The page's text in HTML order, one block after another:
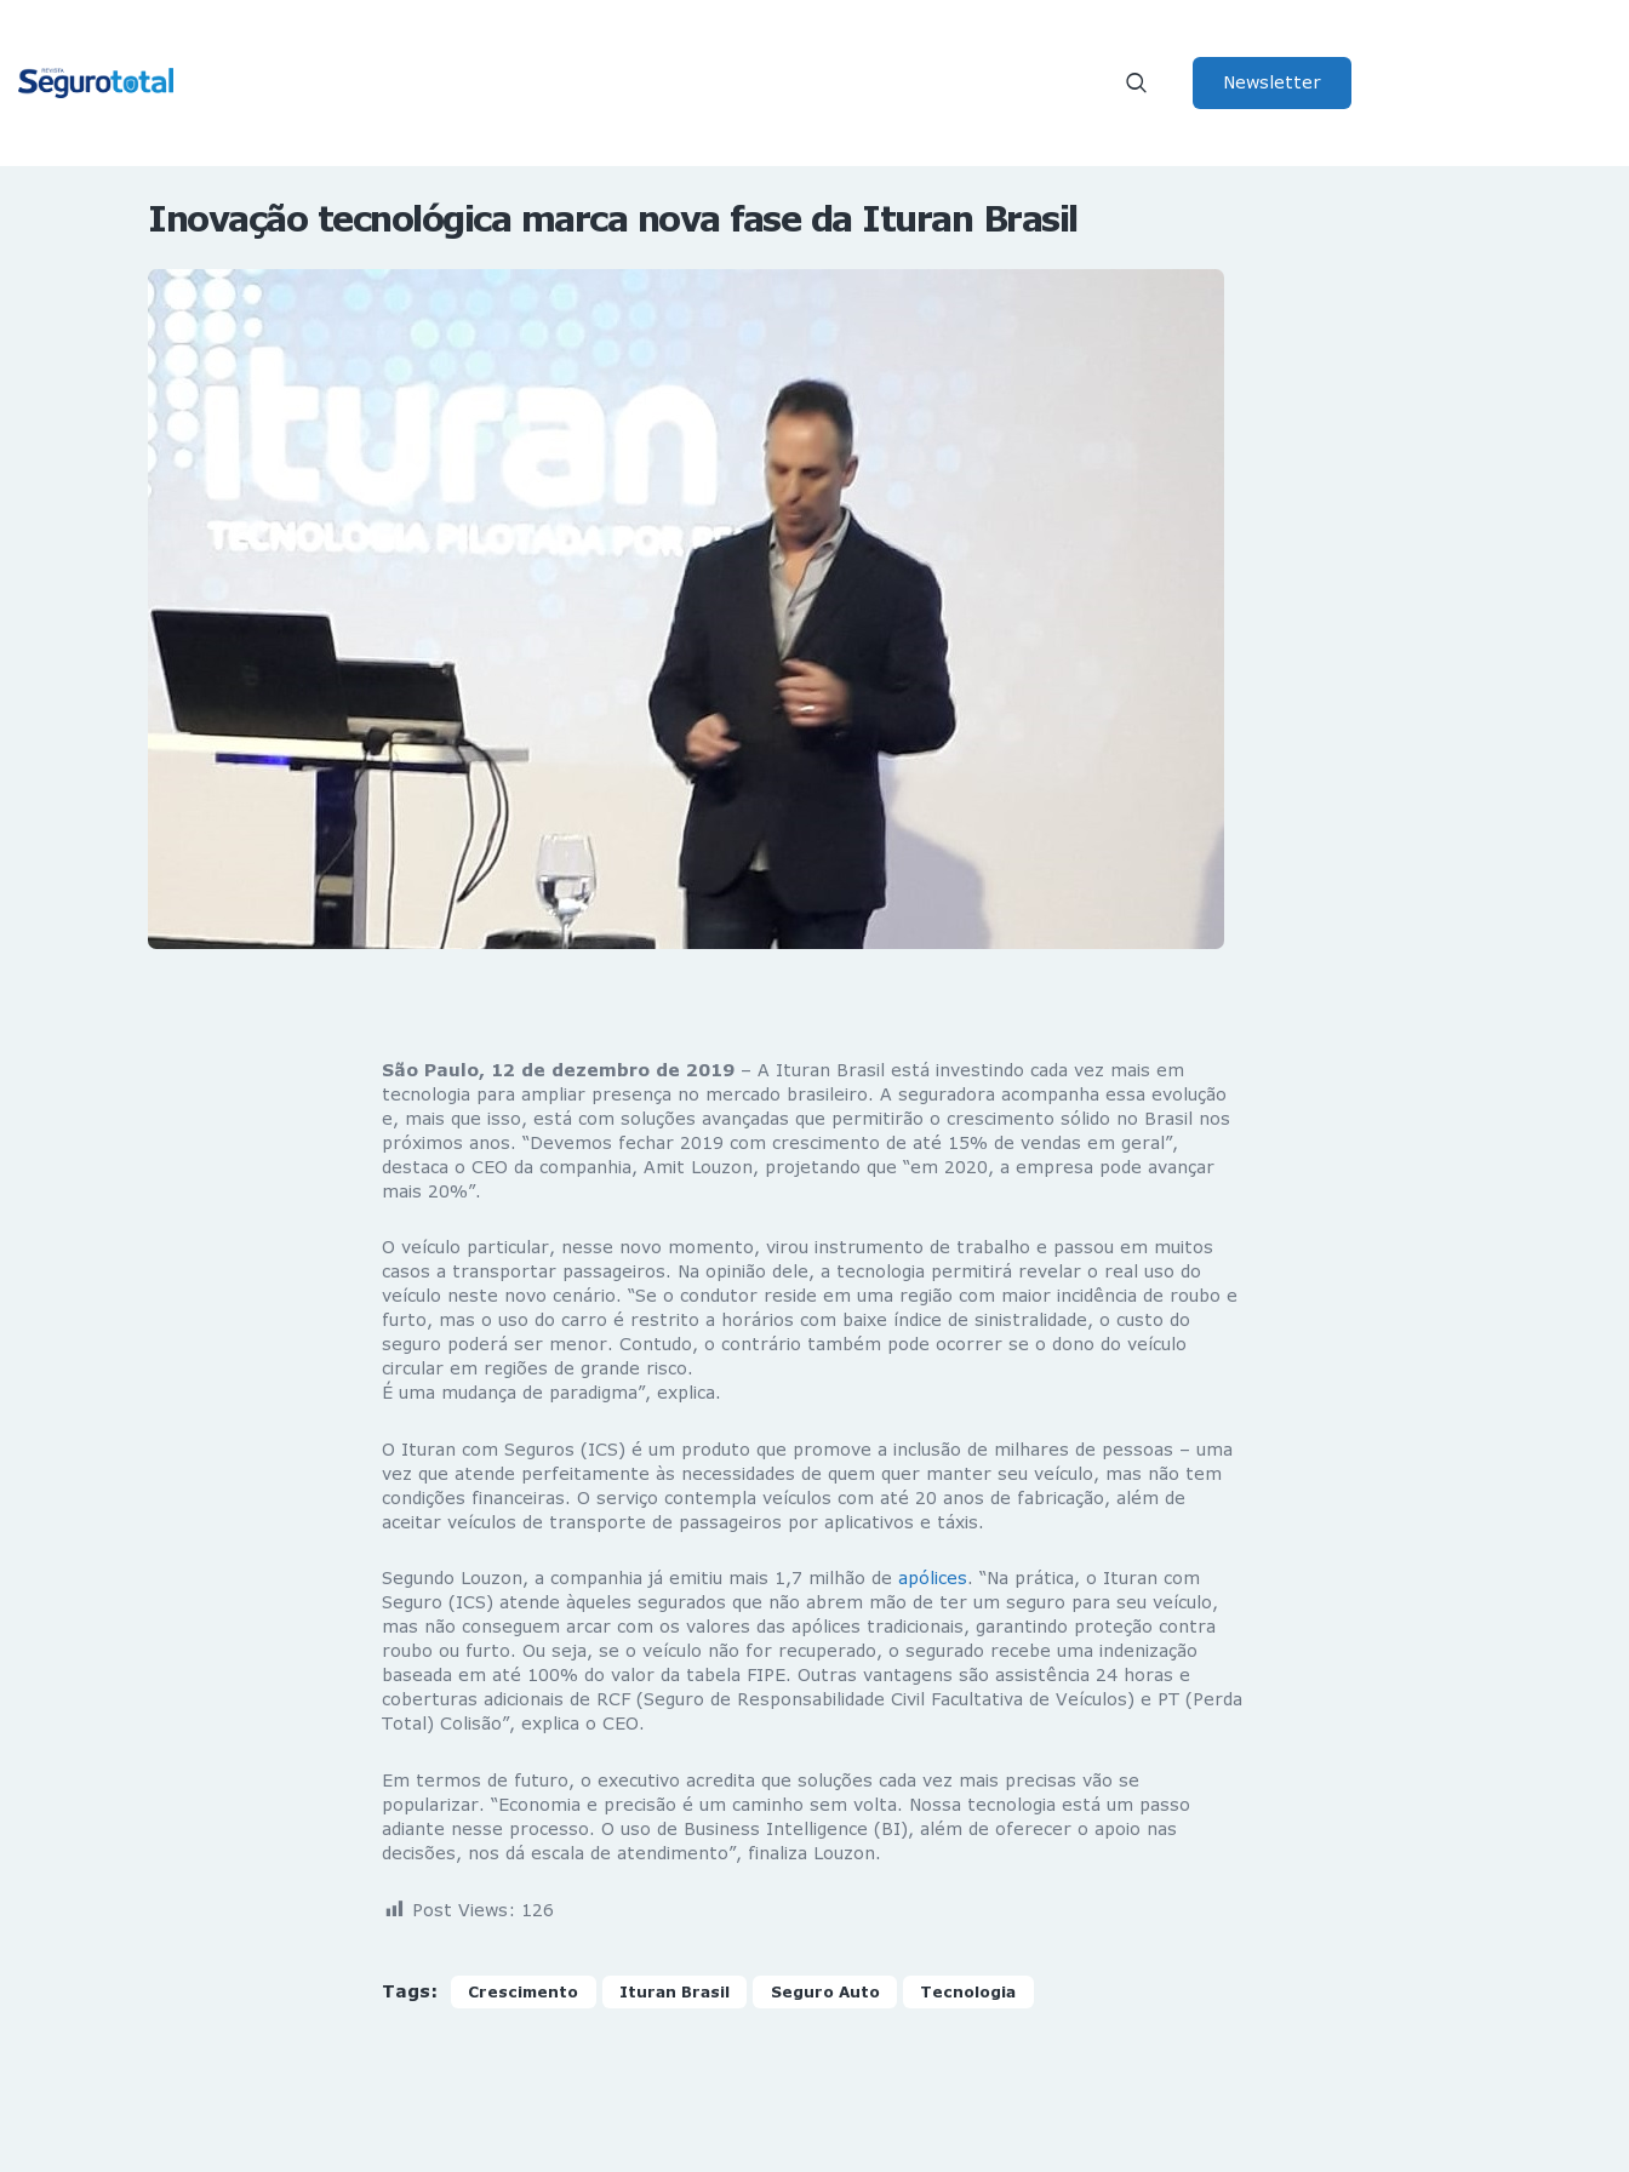
Newsletter
Inovação tecnológica marca nova fase da Ituran Brasil
São Paulo, 12 de dezembro de 2019– A Ituran Brasil está investindo cada vez mais em
tecnologia para ampliar presença no mercado brasileiro. A seguradora acompanha essa evolução
e, mais que isso, está com soluções avançadas que permitirão o crescimento sólido no Brasil nos
próximos anos. “Devemos fechar 2019 com crescimento de até 15% de vendas em geral”,
destaca o CEO da companhia, Amit Louzon, projetando que “em 2020, a empresa pode avançar
mais 20%”.
O veículo particular, nesse novo momento, virou instrumento de trabalho e passou em muitos
casos a transportar passageiros. Na opinião dele, a tecnologia permitirá revelar o real uso do
veículo neste novo cenário. “Se o condutor reside em uma região com maior incidência de roubo e
furto, mas o uso do carro é restrito a horários com baixe índice de sinistralidade, o custo do
seguro poderá ser menor. Contudo, o contrário também pode ocorrer se o dono do veículo
circular em regiões de grande risco.
É uma mudança de paradigma”, explica.
O Ituran com Seguros (ICS) é um produto que promove a inclusão de milhares de pessoas – uma
vez que atende perfeitamente às necessidades de quem quer manter seu veículo, mas não tem
condições financeiras. O serviço contempla veículos com até 20 anos de fabricação, além de
aceitar veículos de transporte de passageiros por aplicativos e táxis.
Segundo Louzon, a companhia já emitiu mais 1,7 milhão de apólices. “Na prática, o Ituran com
Seguro (ICS) atende àqueles segurados que não abrem mão de ter um seguro para seu veículo,
mas não conseguem arcar com os valores das apólices tradicionais, garantindo proteção contra
roubo ou furto. Ou seja, se o veículo não for recuperado, o segurado recebe uma indenização
baseada em até 100% do valor da tabela FIPE. Outras vantagens são assistência 24 horas e
coberturas adicionais de RCF (Seguro de Responsabilidade Civil Facultativa de Veículos) e PT (Perda
Total) Colisão”, explica o CEO.
Em termos de futuro, o executivo acredita que soluções cada vez mais precisas vão se
popularizar. “Economia e precisão é um caminho sem volta. Nossa tecnologia está um passo
adiante nesse processo. O uso de Business Intelligence (BI), além de oferecer o apoio nas
decisões, nos dá escala de atendimento”, finaliza Louzon.
Post Views: 126
Tags: Crescimento Ituran Brasil Seguro Auto Tecnologia